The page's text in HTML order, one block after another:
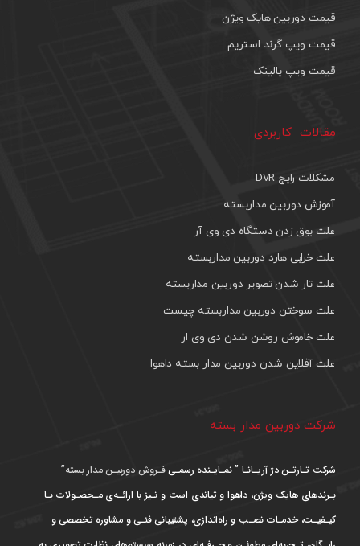
قیمت دوربین هایک ویژن
قیمت ویپ گرند استریم
قیمت ویپ یالینک
مقالات کاربردی
مشکلات رایج DVR
آموزش دوربین مداربسته
علت بوق زدن دستگاه دی وی آر
علت خرابی هارد دوربین مداربسته
علت تار شدن تصویر دوربین مداربسته
علت سوختن دوربین مداربسته چیست
علت خاموش روشن شدن دی وی ار
علت آفلاین شدن دوربین مدار بسته داهوا
شرکت دوربین مدار بسته
شرکت تـارتـن دژ آریـانـا ” نمـایـنده رسمـیفـروش دوربیـن مدار بسته”
بـرندهای هایک ویژن، داهوا و تیاندی است و نـیز با ارائـه‌ی مـحصـولات بـا
کیـفیـت، خدمـات نصـب و راه‌اندازی، پشتیبانی فنـی و مشاوره تخصصی و